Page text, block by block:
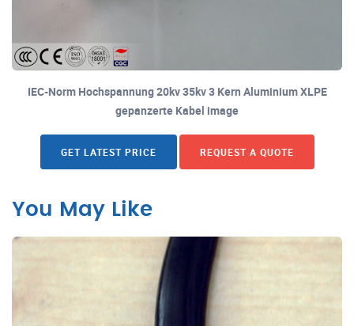
IEC-Norm Hochspannung 20kv 35kv 3 Kern Aluminium XLPE
gepanzerte Kabel image
GET LATEST PRICE REQUEST A QUOTE
You May Like